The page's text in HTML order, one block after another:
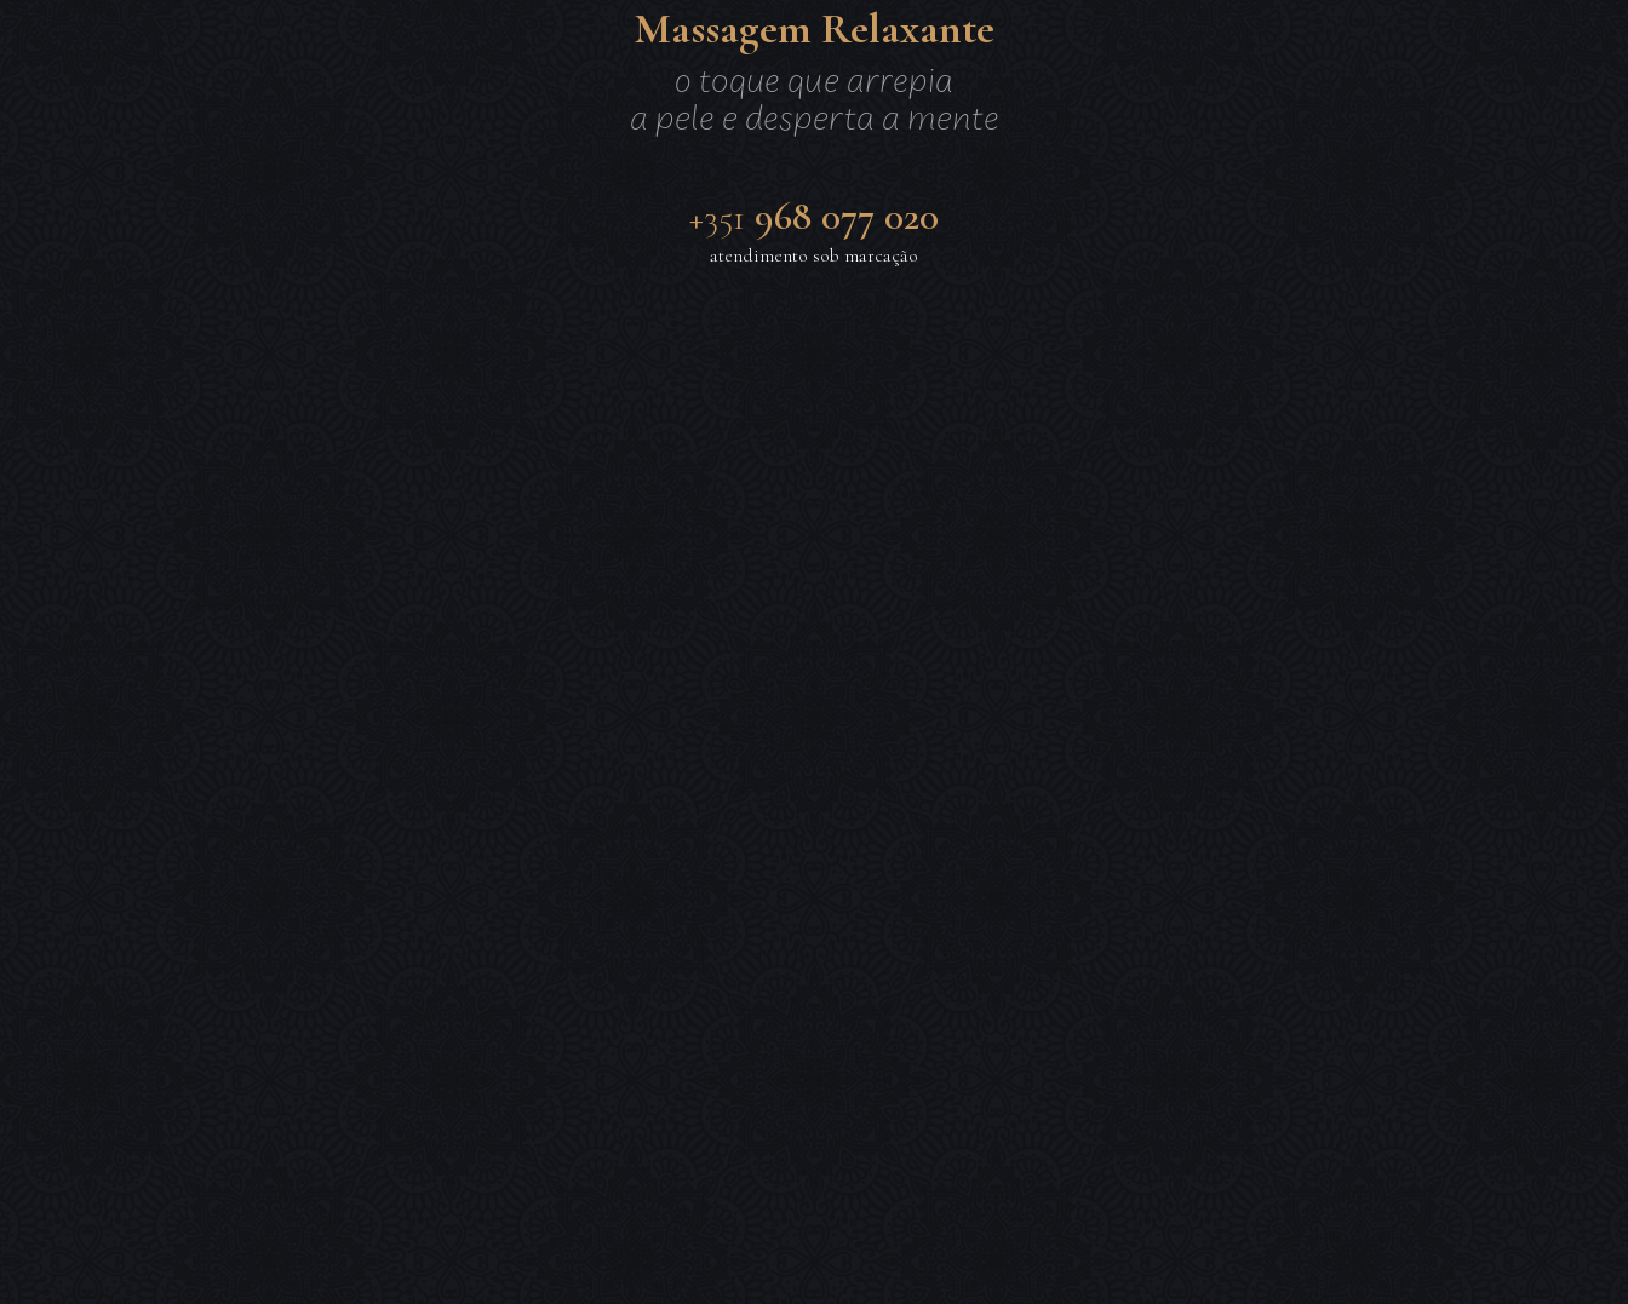
Relaxante
clique para ler mais
Lingam · Yoni
clique para ler mais
Tântrica
clique para ler mais
Sensual
clique para ler mais
Nuru Deluxe
clique para ler mais
Bondassage
clique para ler mais
Quatro Mãos
clique para ler mais
Casal
clique para ler mais
Massagem Relaxante
o toque que arrepia
a pele e desperta a mente
+351 968 077 020
atendimento sob marcação